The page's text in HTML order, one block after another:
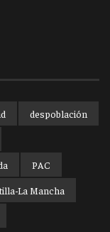
despoblación
PAC
La Mancha